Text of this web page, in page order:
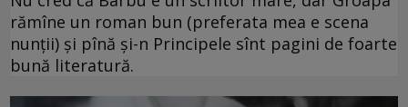
rămîne un roman bun (preferata mea e scena
nunții) și pînă și-n Principele sînt pagini de foarte
bună literatură.